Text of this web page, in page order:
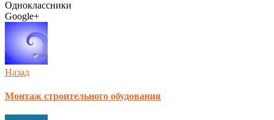
Одноклассники
Google+
Назад
Монтаж строительного обудования